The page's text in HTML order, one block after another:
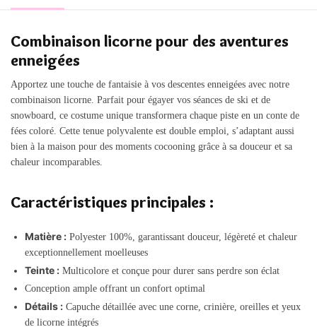
Combinaison licorne pour des aventures
enneigées
Apportez une touche de fantaisie à vos descentes enneigées avec notre
combinaison licorne. Parfait pour égayer vos séances de ski et de
snowboard, ce costume unique transformera chaque piste en un conte de
fées coloré. Cette tenue polyvalente est double emploi, s’adaptant aussi
bien à la maison pour des moments cocooning grâce à sa douceur et sa
chaleur incomparables.
Caractéristiques principales :
Matière : Polyester 100%, garantissant douceur, légèreté et chaleur
exceptionnellement moelleuses
Teinte : Multicolore et conçue pour durer sans perdre son éclat
Conception ample offrant un confort optimal
Détails : Capuche détaillée avec une corne, crinière, oreilles et yeux
de licorne intégrés